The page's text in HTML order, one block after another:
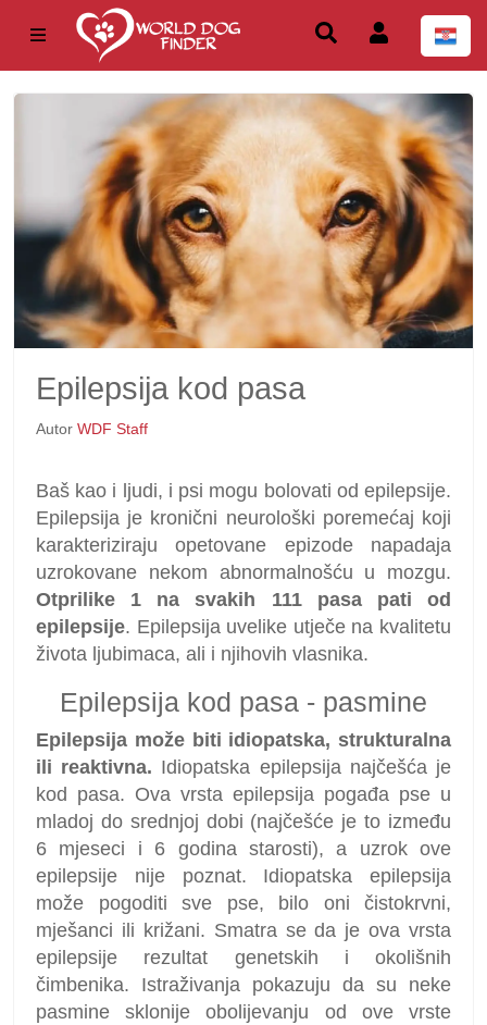
Epilepsija kod pasa
Autor WDF Staff
Baš kao i ljudi, i psi mogu bolovati od epilepsije.
Epilepsija je kronični neurološki poremećaj koji
karakteriziraju opetovane epizode napadaja
uzrokovane nekom abnormalnošću u mozgu.
Otprilike 1 na svakih 111 pasa pati od
epilepsije. Epilepsija uvelike utječe na kvalitetu
života ljubimaca, ali i njihovih vlasnika.
Epilepsija kod pasa - pasmine
Epilepsija može biti idiopatska, strukturalna
ili reaktivna. Idiopatska epilepsija najčešća je
kod pasa. Ova vrsta epilepsija pogađa pse u
mladoj do srednjoj dobi (najčešće je to između
6 mjeseci i 6 godina starosti), a uzrok ove
epilepsije nije poznat. Idiopatska epilepsija
može pogoditi sve pse, bilo oni čistokrvni,
mješanci ili križani. Smatra se da je ova vrsta
epilepsije rezultat genetskih i okolišnih
čimbenika. Istraživanja pokazuju da su neke
pasmine sklonije obolijevanju od ove vrste